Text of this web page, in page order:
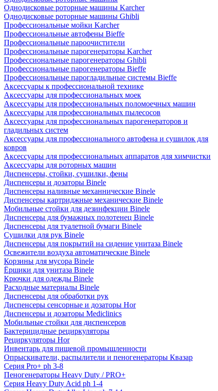
Однодисковые роторные машины Karcher
Однодисковые роторные машины Ghibli
Профессиональные мойки Karcher
Профессиональные автофены Bieffe
Профессиональные пароочистители
Профессиональные парогенераторы Karcher
Профессиональные парогенераторы Ghibli
Профессиональные парогенераторы Bieffe
Профессиональные парогладильные системы Bieffe
Аксессуары к профессиональной технике
Аксессуары для профессиональных моек
Аксессуары для профессиональных поломоечных машин
Аксессуары для профессиональных пылесосов
Аксессуары для профессиональных парогенераторов и
гладильных систем
Аксессуары для профессионального автофена и сушилок для
ковров
Аксессуары для профессиональных аппаратов для химчистки
Аксессуары для роторных машин
Диспенсеры, стойки, сушилки, фены
Диспенсеры и дозаторы Binele
Диспенсеры наливные механнические Binele
Диспенсеры картриджные механические Binele
Мобильные стойки для дезинфекции Binele
Диспенсеры для бумажных полотенец Binele
Диспенсеры для туалетной бумаги Binele
Сушилки для рук Binele
Диспенсеры для покрытий на сидение унитаза Binele
Освежители воздуха автоматические Binele
Корзины для мусора Binele
Ёршики для унитаза Binele
Крючки для одежды Binele
Расходные материалы Binele
Диспенсеры для обработки рук
Диспенсеры сенсорные и дозаторы Hor
Диспенсеры и дозаторы Mediclinics
Мобильные стойки для диспенсеров
Бактерицидные рециркуляторы
Рециркуляторы Hor
Инвентарь для пищевой промышленности
Опрыскиватели, распылители и пеногенераторы Квазар
Серия Pro+ ph 3-8
Пеногенераторы Heavy Duty / PRO+
Серия Heavy Duty Acid ph 1-4